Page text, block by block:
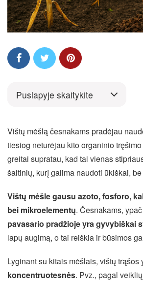
Puslapyje skaitykite
Vištų mėšlą česnakams pradėjau
tiesiog neturėjau kito organinio
greitai supratau, kad tai vienas
šaltinių, kurį galima naudoti ūkiškai,
Vištų mėšle gausu azoto, fosforo,
bei mikroelementų. Česnakams,
pavasario pradžioje yra gyvybiškai
lapų augimą, o tai reiškia ir būsimos
Lyginant su kitais mėšlais, vištų trąšos
koncentruotesnės. Pvz., pagal